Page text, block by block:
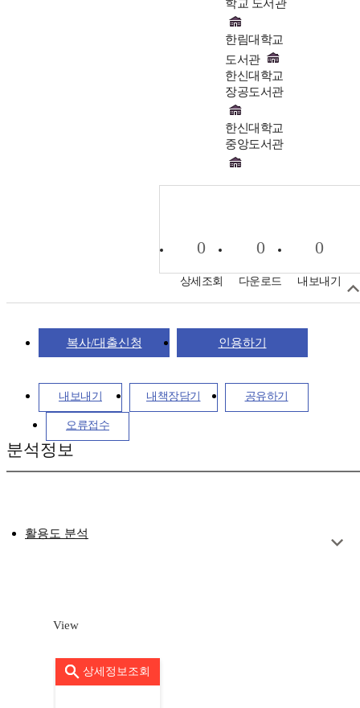
학교 도서관
한림대학교
도서관
한신대학교
장공도서관
한신대학교
중앙도서관
0
상세조회
0
다운로드
0
내보내기
복사/대출신청 인용하기
내보내기 내책장담기 공유하기
오류접수
분석정보
활용도 분석
View
상세정보조회